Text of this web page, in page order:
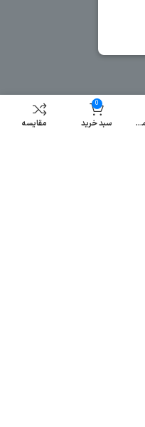
لیست علاقمندی
0
سبد خرید مقایسه